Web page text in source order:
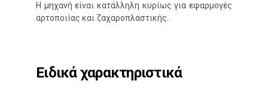
Η μηχανή είναι κατάλληλη κυρίως για εφαρμογές
αρτοποιίας και ζαχαροπλαστικής.
Ειδικά χαρακτηριστικά